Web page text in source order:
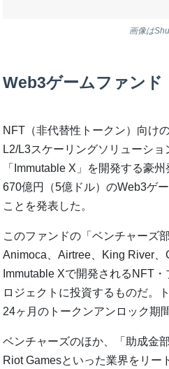
画像は
Web3ゲームファンド
NFT（非代替性トークン）向け
L2/L3スケーリングソリューショ
「Immutable X」を開発する豪
670億円（5億ドル）のWeb3ゲ
ことを発表した。
このファンドの「ベンチャーズ
Animoca、Airtree、King River、
Immutable Xで開発されるNFT
ロジェクトに投資するものだ。
24ヶ月のトークンアンロック期
ベンチャーズのほか、「助成金
Riot Gamesといった業界をリー